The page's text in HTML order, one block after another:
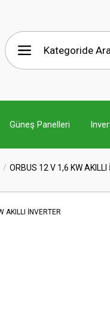
Güneş Panelleri
ORBUS 12 V 1,6 KW AKILLI